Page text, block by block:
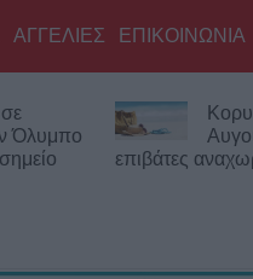
ΑΓΓΕΛΙΕΣ ΕΠΙΚΟΙΝΩΝΙΑ
Όλυμπο
επιβάτες